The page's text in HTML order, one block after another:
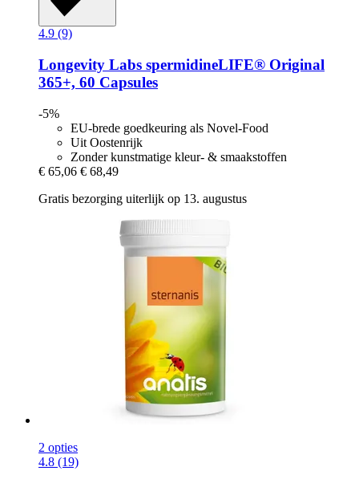
4.9 (9)
Longevity Labs spermidineLIFE® Original
365+, 60 Capsules
-5%
EU-brede goedkeuring als Novel-Food
Uit Oostenrijk
Zonder kunstmatige kleur- & smaakstoffen
€ 65,06 € 68,49
Gratis bezorging uiterlijk op 13. augustus
2 opties
4.8 (19)